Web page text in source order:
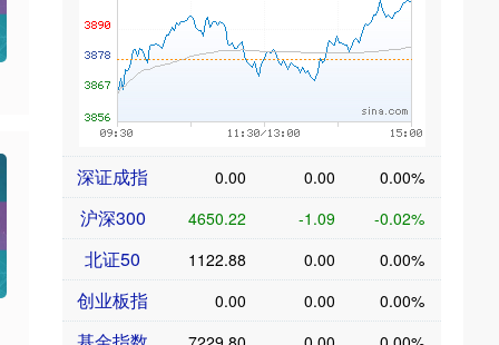
深证成指 0.00 0.00 0.00%
沪深300 4650.22 -1.09 -0.02%
北证50 1122.88 0.00 0.00%
创业板指 0.00 0.00 0.00%